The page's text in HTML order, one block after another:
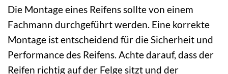
Die Montage eines Reifens sollte von einem
Fachmann durchgeführt werden. Eine korrekte
Montage ist entscheidend für die Sicherheit und
Performance des Reifens. Achte darauf, dass der
Reifen richtig auf der Felge sitzt und der